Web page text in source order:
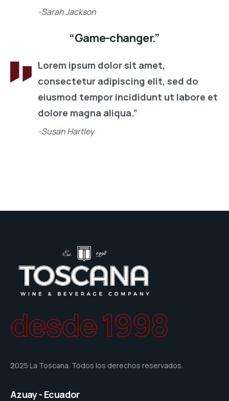
-Sarah Jackson
“Game-changer.”
Lorem ipsum dolor sit amet,
consectetur adipiscing elit, sed do
eiusmod tempor incididunt ut labore et
dolore magna aliqua.”
-Susan Hartley
desde 1998
2025 La Toscana. Todos los derechos reservados.
Azuay - Ecuador